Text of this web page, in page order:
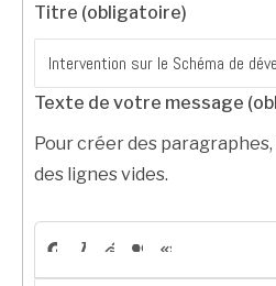
Titre (obligatoire)
Texte de votre message
Pour créer des
des lignes vides.